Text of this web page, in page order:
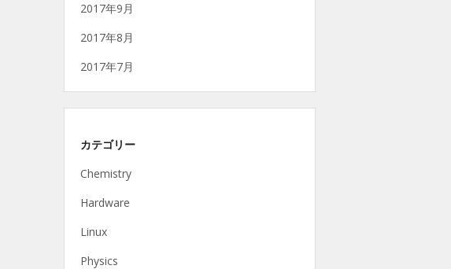
2017年9月
2017年8月
2017年7月
カテゴリー
Chemistry
Hardware
Linux
Physics